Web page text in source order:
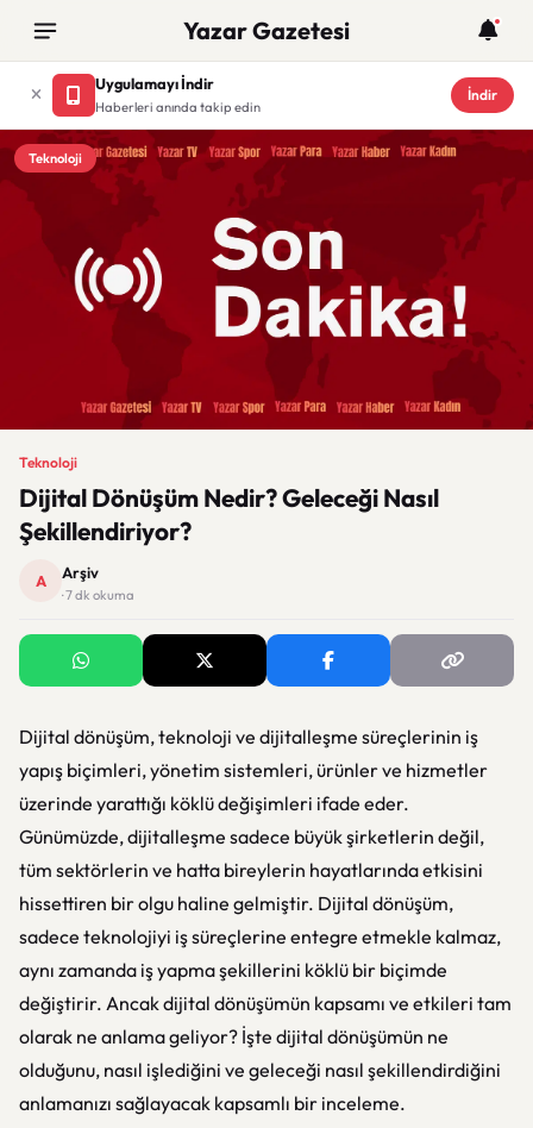
Yazar Gazetesi
Uygulamayı İndir
Haberleri anında takip edin
İndir
Teknoloji
Teknoloji
Dijital Dönüşüm Nedir? Geleceği Nasıl
Şekillendiriyor?
A Arşiv
· 7 dk okuma
Dijital dönüşüm, teknoloji ve dijitalleşme süreçlerinin iş
yapış biçimleri, yönetim sistemleri, ürünler ve hizmetler
üzerinde yarattığı köklü değişimleri ifade eder.
Günümüzde, dijitalleşme sadece büyük şirketlerin değil,
tüm sektörlerin ve hatta bireylerin hayatlarında etkisini
hissettiren bir olgu haline gelmiştir. Dijital dönüşüm,
sadece teknolojiyi iş süreçlerine entegre etmekle kalmaz,
aynı zamanda iş yapma şekillerini köklü bir biçimde
değiştirir. Ancak dijital dönüşümün kapsamı ve etkileri tam
olarak ne anlama geliyor? İşte dijital dönüşümün ne
olduğunu, nasıl işlediğini ve geleceği nasıl şekillendirdiğini
anlamanızı sağlayacak kapsamlı bir inceleme.